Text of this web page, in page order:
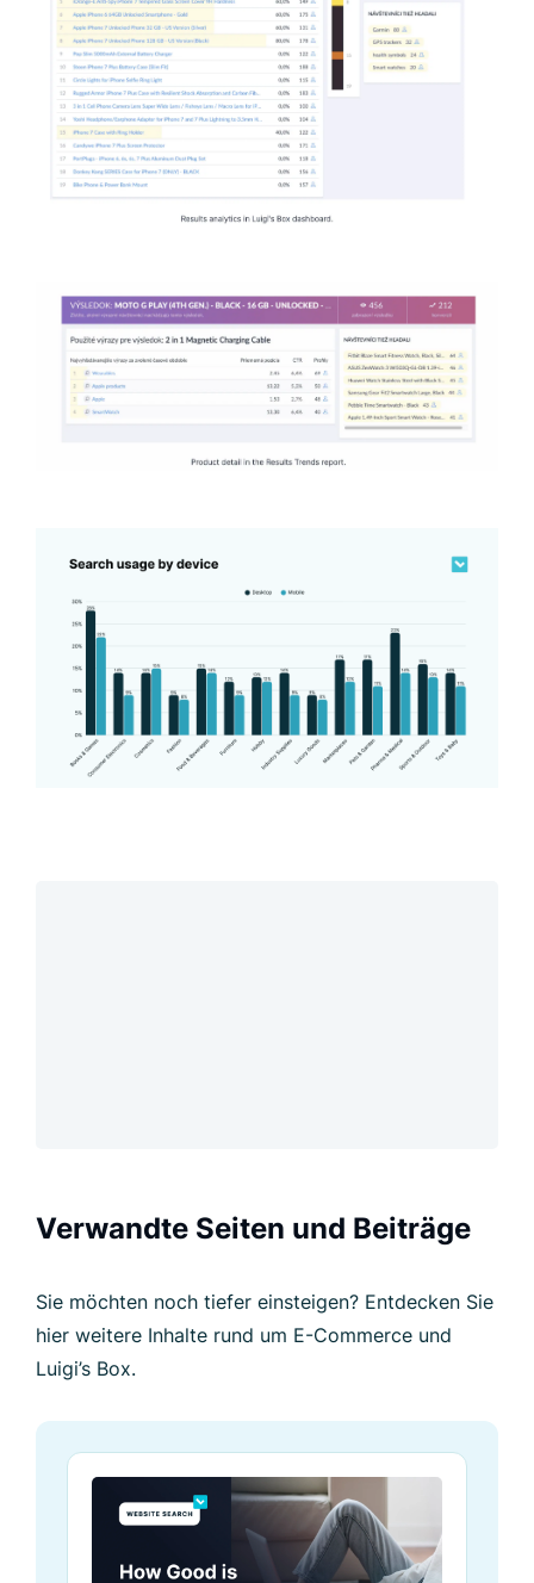
Verwandte Seiten und Beiträge
Sie möchten noch tiefer einsteigen? Entdecken Sie
hier weitere Inhalte rund um E-Commerce und
Luigi’s Box.